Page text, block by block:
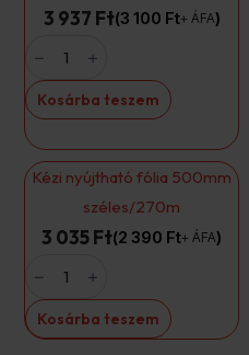
3 937 Ft 3 100 Ft+ ÁFA
nyújtható
500mm
széles
EXTRA
mennyiség
Kosárba teszem
Kézi nyújtható fólia 500mm
széles/270m
3 035 Ft 2 390 Ft+ ÁFA
nyújtható
500mm
széles/270m
mennyiség
Kosárba teszem